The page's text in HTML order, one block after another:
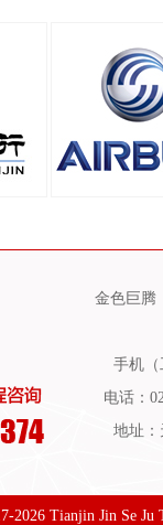
金色巨腾
手机（
电话：
地址
2026 Tianjin Jin Se Ju